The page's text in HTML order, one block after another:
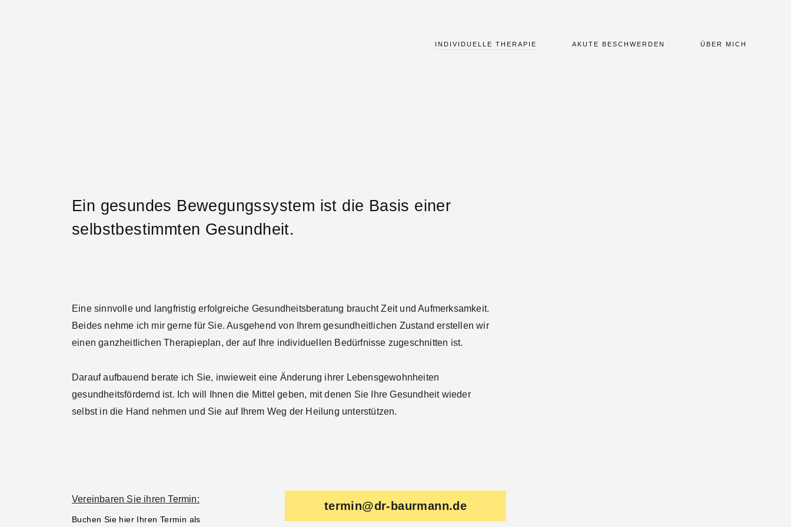
INDIVIDUELLE THERAPIE AKUTE BESCHWERDEN ÜBER MICH
Ein gesundes Bewegungssystem ist die Basis einer
selbstbestimmten Gesundheit.
Eine sinnvolle und langfristig erfolgreiche Gesundheitsberatung braucht Zeit und Aufmerksamkeit.
Beides nehme ich mir gerne für Sie. Ausgehend von Ihrem gesundheitlichen Zustand erstellen wir
einen ganzheitlichen Therapieplan, der auf Ihre individuellen Bedürfnisse zugeschnitten ist.
Darauf aufbauend berate ich Sie, inwieweit eine Änderung ihrer Lebensgewohnheiten
gesundheitsfördernd ist. Ich will Ihnen die Mittel geben, mit denen Sie Ihre Gesundheit wieder
selbst in die Hand nehmen und Sie auf Ihrem Weg der Heilung unterstützen.
Vereinbaren Sie ihren Termin:
Buchen Sie hier Ihren Termin als
termin@dr-baurmann.de